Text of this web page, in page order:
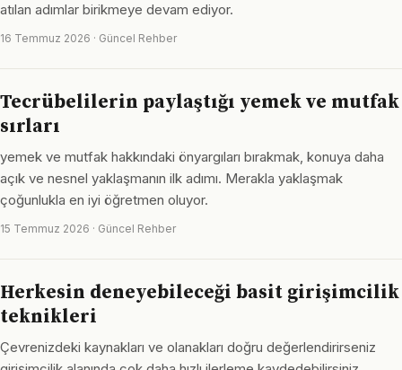
atılan adımlar birikmeye devam ediyor.
16 Temmuz 2026 · Güncel Rehber
Tecrübelilerin paylaştığı yemek ve mutfak
sırları
yemek ve mutfak hakkındaki önyargıları bırakmak, konuya daha
açık ve nesnel yaklaşmanın ilk adımı. Merakla yaklaşmak
çoğunlukla en iyi öğretmen oluyor.
15 Temmuz 2026 · Güncel Rehber
Herkesin deneyebileceği basit girişimcilik
teknikleri
Çevrenizdeki kaynakları ve olanakları doğru değerlendirirseniz